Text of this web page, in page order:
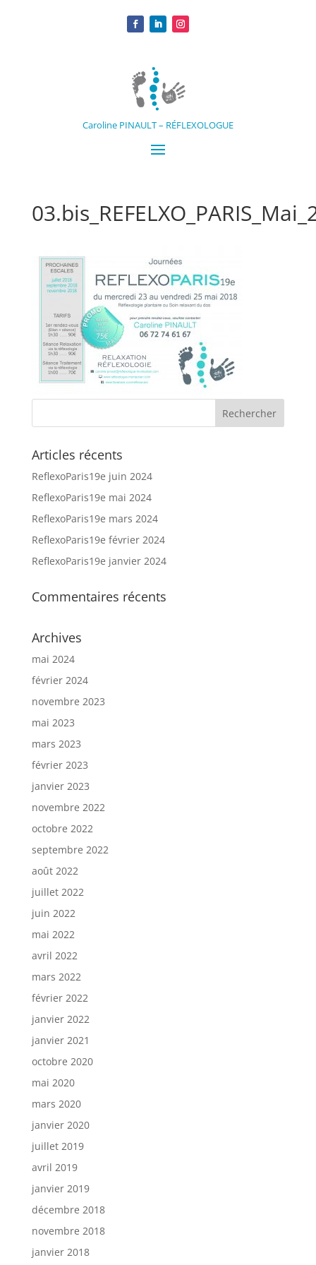
Caroline PINAULT – RÉFLEXOLOGUE
Articles récents
ReflexoParis19e juin 2024
ReflexoParis19e mai 2024
ReflexoParis19e mars 2024
ReflexoParis19e février 2024
ReflexoParis19e janvier 2024
Commentaires récents
Archives
mai 2024
février 2024
novembre 2023
mai 2023
mars 2023
février 2023
janvier 2023
novembre 2022
octobre 2022
septembre 2022
août 2022
juillet 2022
juin 2022
mai 2022
avril 2022
mars 2022
février 2022
janvier 2022
janvier 2021
octobre 2020
mai 2020
mars 2020
janvier 2020
juillet 2019
avril 2019
janvier 2019
décembre 2018
novembre 2018
janvier 2018